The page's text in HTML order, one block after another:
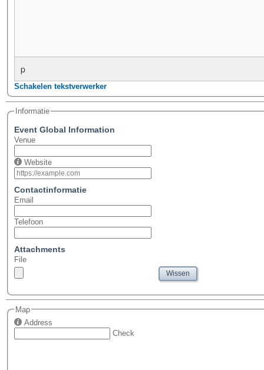
p
Schakelen tekstverwerker
Informatie
Event Global Information
Venue
Website
Contactinformatie
Email
Telefoon
Attachments
File
Wissen
Map
Address
Check